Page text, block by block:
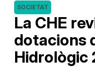
La CHE
dotacions
SOCIETAT